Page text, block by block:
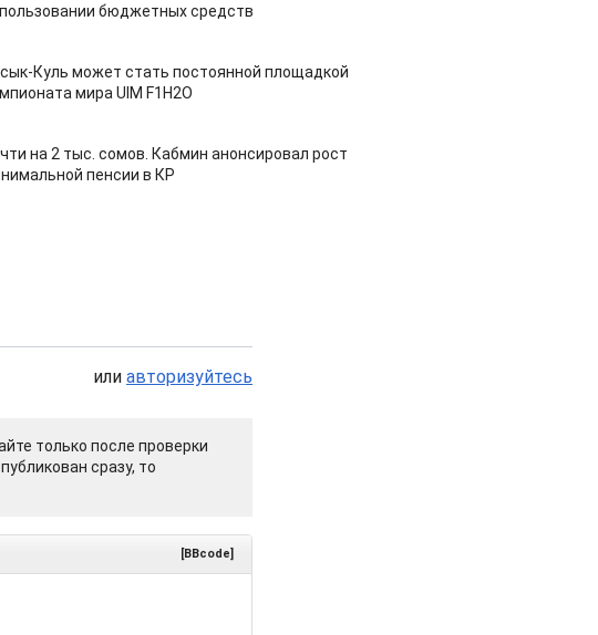
бюджетных средств
Куль может стать постоянной площадкой
мира UIM F1H2O
на 2 тыс. сомов. Кабмин анонсировал рост
пенсии в КР
или авторизуйтесь
только после проверки
сразу, то
[BBcode]